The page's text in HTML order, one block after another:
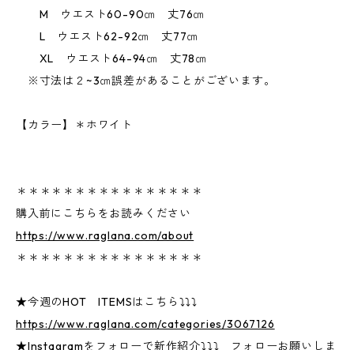
M ウエスト60-90㎝ 丈76㎝
L ウエスト62-92㎝ 丈77㎝
XL ウエスト64-94㎝ 丈78㎝
※寸法は２~3㎝誤差があることがございます。
【カラー】＊ホワイト
＊＊＊＊＊＊＊＊＊＊＊＊＊＊＊＊
購入前にこちらをお読みください
https://www.raglana.com/about
＊＊＊＊＊＊＊＊＊＊＊＊＊＊＊＊
★今週のHOT ITEMSはこちら⤵⤵⤵
https://www.raglana.com/categories/3067126
★Instagramをフォローで新作紹介⤵⤵⤵ フォローお願いしま